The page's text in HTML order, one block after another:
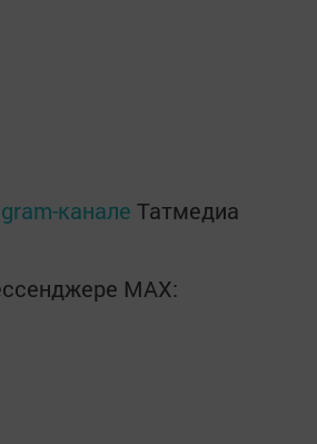
канале Татмедиа
MАХ: